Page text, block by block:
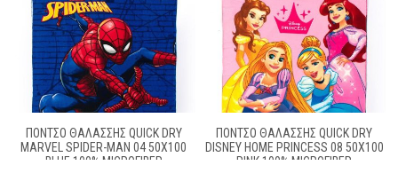
ΠΌΝΤΣΟ ΘΑΛΆΣΣΗΣ QUICK DRY
MARVEL SPIDER-MAN 04 50X100
BLUE 100% MICROFIBER
ΠΌΝΤΣΟ ΘΑΛΆΣΣΗΣ QUICK DRY
DISNEY HOME PRINCESS 08 50X100
PINK 100% MICROFIBER